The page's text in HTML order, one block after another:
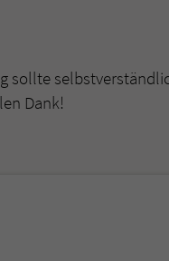
sollte
Dank!